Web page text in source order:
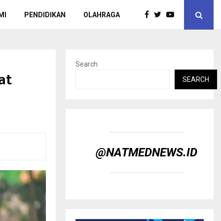
PENDIDIKAN OLAHRAGA
Search
SEARCH
@NATMEDNEWS.ID